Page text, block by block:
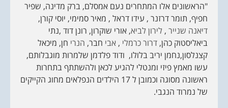
"הראשונים אלו המתחרים נעם אמסלם, ברק מדינה, שפיר
חפיף, תומר דרזנר , עידו דראל , מאיר סמימי, יוסי קורן,
דיאנה שנייר ,לירון לביא, אורי שוקרון, רונן דוד ,נתי
ביאליסטוק כהן,‏דרור כרמלי‏ ‎‏ ,אבי חבר, הנרי חן, מיכאל
קצנלסון,נחמן יריב בלולו, ודוד פלדמן שלמרות מוגבלותם,
עשו מאמץ פיזי ומנטלי להגיע לכאן ולהשתתף בתחרות
ראשונה מסוגה וכמובן ל 17 הילדים הנפלאים מחוג הקייקים
של נמרוד הנגבי.